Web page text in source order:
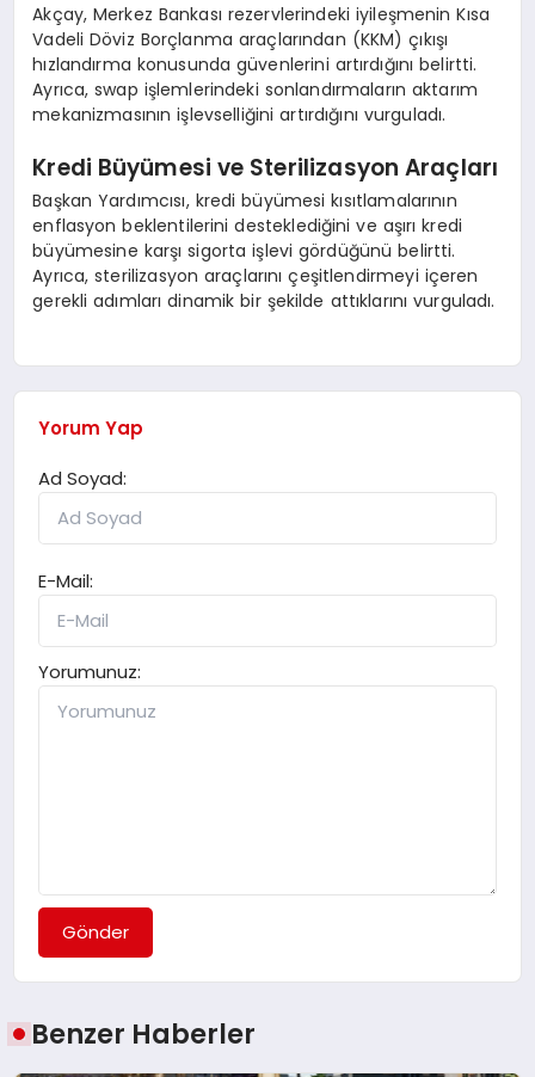
Akçay, Merkez Bankası rezervlerindeki iyileşmenin Kısa
Vadeli Döviz Borçlanma araçlarından (KKM) çıkışı
hızlandırma konusunda güvenlerini artırdığını belirtti.
Ayrıca, swap işlemlerindeki sonlandırmaların aktarım
mekanizmasının işlevselliğini artırdığını vurguladı.
Kredi Büyümesi ve Sterilizasyon Araçları
Başkan Yardımcısı, kredi büyümesi kısıtlamalarının
enflasyon beklentilerini desteklediğini ve aşırı kredi
büyümesine karşı sigorta işlevi gördüğünü belirtti.
Ayrıca, sterilizasyon araçlarını çeşitlendirmeyi içeren
gerekli adımları dinamik bir şekilde attıklarını vurguladı.
Yorum Yap
Ad Soyad:
E-Mail:
Yorumunuz:
Gönder
Benzer Haberler